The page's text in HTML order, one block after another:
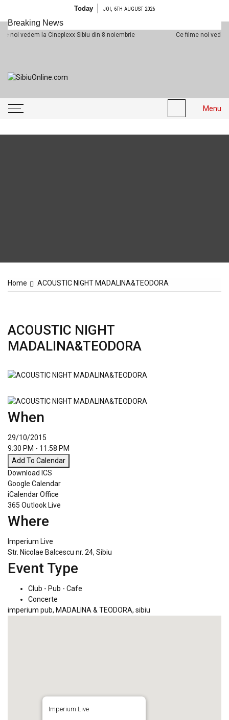
Today JOI, 6TH AUGUST 2026
Breaking News
la Cineplexx Sibiu din 8 noiembrie Ce filme noi vedem la
Sibiu!!!
Menu
Home ACOUSTIC NIGHT MADALINA&TEODORA
ACOUSTIC NIGHT
MADALINA&TEODORA
When
29/10/2015
9:30 PM - 11:58 PM
Add To Calendar
Download ICS
Google Calendar
iCalendarOffice
365 Outlook Live
Where
Imperium Live
Str. Nicolae Balcescu nr. 24, Sibiu
Event Type
Club - Pub - Cafe
Concerte
imperium pub, MADALINA & TEODORA, sibiu
Imperium Live